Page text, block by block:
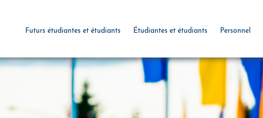
Futurs étudiantes et étudiants Étudiantes et étudiants Personnel